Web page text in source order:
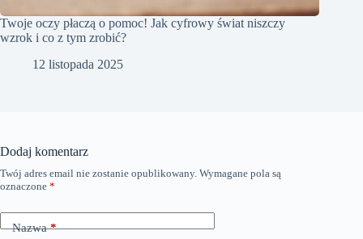
Twoje oczy płaczą o pomoc! Jak cyfrowy świat niszczy
wzrok i co z tym zrobić?
12 listopada 2025
Dodaj komentarz
Twój adres email nie zostanie opublikowany. Wymagane pola są
oznaczone *
Nazwa*